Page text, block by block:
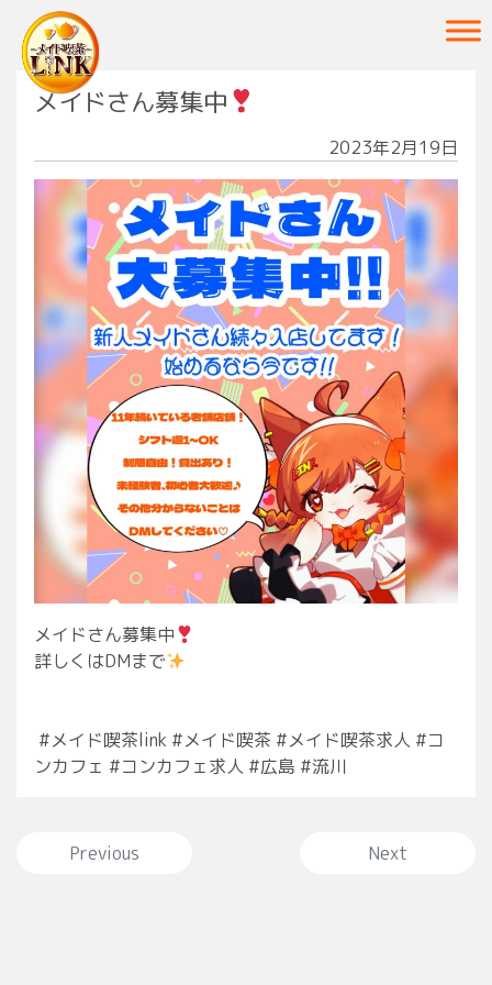
Main Navigation
メイドさん募集中
2023年2月19日
メイドさん募集中
⁡詳しくはDMまで
⁡ #メイド喫茶link #メイド喫茶 #メイド喫茶求人 #コ
ンカフェ #コンカフェ求人 #広島 #流川
投稿ナビゲーション
Previous Next